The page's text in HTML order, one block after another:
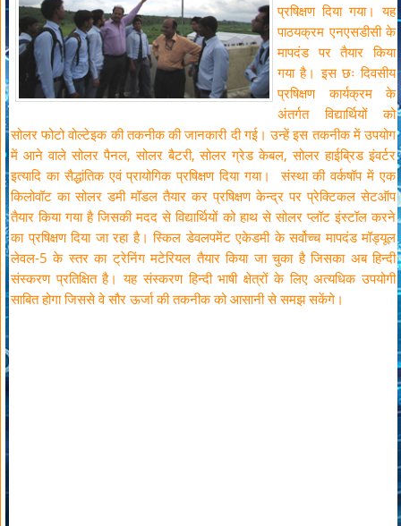
प्रषिक्षण दिया गया। यह
पाठयक्रम एनएसडीसी के
मापदंड पर तैयार किया
गया है। इस छः दिवसीय
प्रषिक्षण कार्यक्रम के
अंतर्गत विद्यार्थियों को
सोलर फोटो वोल्टेइक की तकनीक की जानकारी दी गई। उन्हें इस तकनीक में उपयोग
में आने वाले सोलर पैनल, सोलर बैटरी, सोलर ग्रेड केबल, सोलर हाईब्रिड इंवर्टर
इत्यादि का सैद्धांतिक एवं प्रायोगिक प्रषिक्षण दिया गया। संस्था की वर्कषॉप में एक
किलोवॉट का सोलर डमी मॉडल तैयार कर प्रषिक्षण केन्द्र पर प्रेक्टिकल सेटऑप
तैयार किया गया है जिसकी मदद से विद्यार्थियों को हाथ से सोलर प्लॉट इंस्टॉल करने
का प्रषिक्षण दिया जा रहा है। स्किल डेवलपमेंट एकेडमी के सर्वोच्च मापदंड मॉड्यूल
लेवल-5 के स्तर का ट्रेनिंग मटेरियल तैयार किया जा चुका है जिसका अब हिन्दी
संस्करण प्रतिक्षित है। यह संस्करण हिन्दी भाषी क्षेत्रों के लिए अत्यधिक उपयोगी
साबित होगा जिससे वे सौर ऊर्जा की तकनीक को आसानी से समझ सकेंगे।